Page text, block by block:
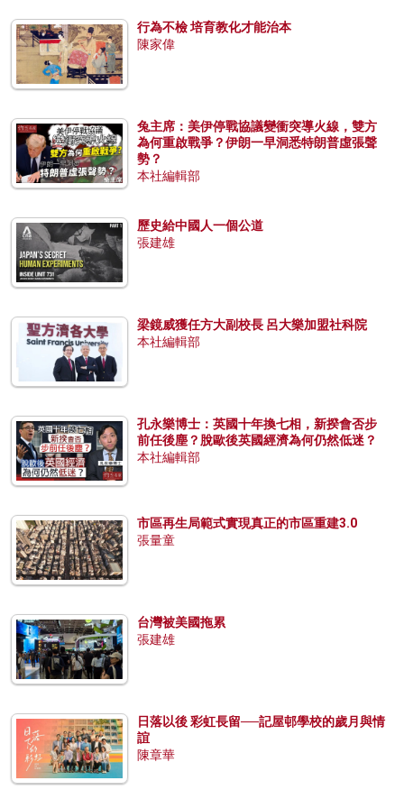
行為不檢 培育教化才能治本
陳家偉
兔主席：美伊停戰協議變衝突導火線，雙方
為何重啟戰爭？伊朗一早洞悉特朗普虛張聲
勢？
本社編輯部
歷史給中國人一個公道
張建雄
梁鏡威獲任方大副校長 呂大樂加盟社科院
本社編輯部
孔永樂博士：英國十年換七相，新揆會否步
前任後塵？脫歐後英國經濟為何仍然低迷？
本社編輯部
市區再生局範式實現真正的市區重建3.0
張量童
台灣被美國拖累
張建雄
日落以後 彩虹長留──記屋邨學校的歲月與情
誼
陳章華